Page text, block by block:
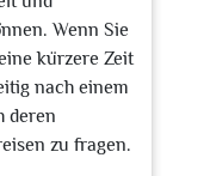
Wenn Sie
kürzere Zeit
nach einem
deren
zu fragen.